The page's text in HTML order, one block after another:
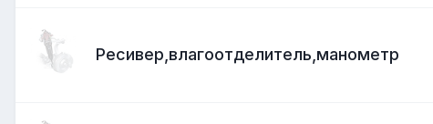
Ресивер,влагоотделитель,манометр